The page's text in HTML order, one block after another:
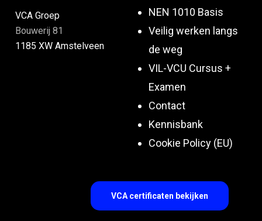
VCA Groep
Bouwerij 81
1185 XW Amstelveen
NEN 1010 Basis
Veilig werken langs
de weg
VIL-VCU Cursus +
Examen
Contact
Kennisbank
Cookie Policy (EU)
VCA certificaten bekijken